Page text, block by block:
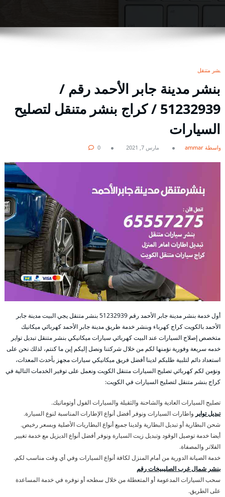
بنشر متنقل
بنشر مدينة جابر الأحمد رقم /
51232939‬ / كراج بنشر متنقل لتصليح
السيارات
بواسطة ammar مارس 7, 2021 0
أول خدمة بنشر مدينة جابر الأحمد رقم 51232939‬ بنشر متنقل يجي البيت مدينة جابر
الأحمد بالكويت كراج كهرباء وبنشر خدمة طريق مدينة جابر الأحمد كهربائي ميكانيك
متخصص إصلاح السيارات عند البيت كهربائي سيارات ميكانيكي بنشر متنقل تبديل تواير
خدمه سريعة وفورية نؤمنها لكم من خلال شركتنا ونصل إليكم إين ما كنتم، لذلك نحن على
استعداد دائم لتلبية طلبكم لدينا أفضل فريق ميكانيكي سيارات مجهز بأحدث المعدات،
ونؤمن لكم كهربائي تصليح السيارات متنقل الكويت ونعمل على توفير الخدمات التالية في
كراج بنشر متنقل لتصليح السيارات في الكويت:
تصليح السيارات العادية والشاحنة والثقيلة والسيارات الفول أوتوماتيك.
تبديل تواير واطارات السيارات ونوفر أفضل أنواع الإطارات المناسبة لنوع السيارة.
شحن البطارية أو تبديل البطارية ولدينا جميع أنواع البطاريات الأصلية وبسعر رخيص.
أيضا خدمة توصيل الوقود وتبديل زيت السيارة ونوفر أفضل أنواع الديزيل مع خدمة تغيير
الفلاتر والمصفاة.
خدمة الصيانة الدورية من أمام المنزل لكافة أنواع السيارات وفي أي وقت مناسب لكم.
بنشر شمال غرب الصليبيخات رقم
سحب السيارات المدعومة أو المتعطلة من خلال سطحه أو نوفره في خدمة المساعدة
على الطريق.